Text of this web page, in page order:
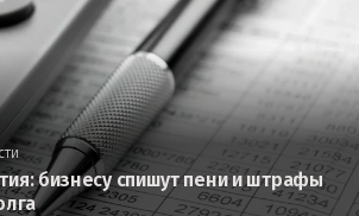
бизнесу спишут пени и штрафы